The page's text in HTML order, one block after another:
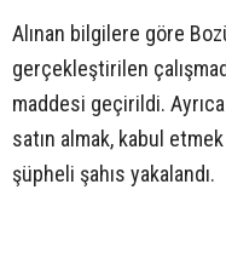
Alınan bilgilere göre
gerçekleştirilen
maddesi geçirildi.
satın almak, kabul
şüpheli şahıs yakalandı.